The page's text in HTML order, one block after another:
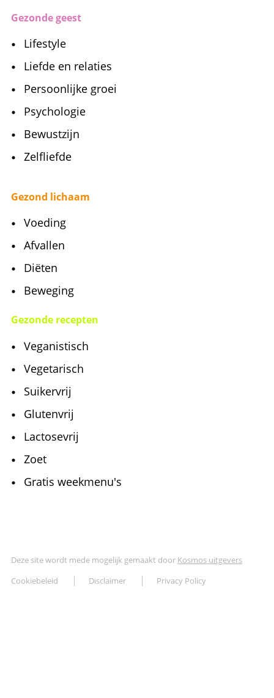
Gezonde geest
Lifestyle
Liefde en relaties
Persoonlijke groei
Psychologie
Bewustzijn
Zelfliefde
Gezond lichaam
Voeding
Afvallen
Diëten
Beweging
Gezonde recepten
Veganistisch
Vegetarisch
Suikervrij
Glutenvrij
Lactosevrij
Zoet
Gratis weekmenu's
Deze site wordt mede mogelijk gemaakt door Kosmos uitgevers
Cookiebeleid Disclaimer Privacy Policy